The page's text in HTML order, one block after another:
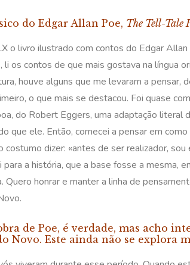
do Edgar Allan Poe, The Tell-Tale
o livro ilustrado com contos do Edgar
os contos de que mais gostava na língua
houve alguns que me levaram a
o que mais se destacou. Foi quase
do Robert Eggers, uma adaptação
que ele. Então, comecei a pensar em
dizer: «antes de ser realizador,
a história, que a base fosse a mesma,
Quero honrar e manter a linha de
de Poe, é verdade, mas acho
Novo. Este ainda não se